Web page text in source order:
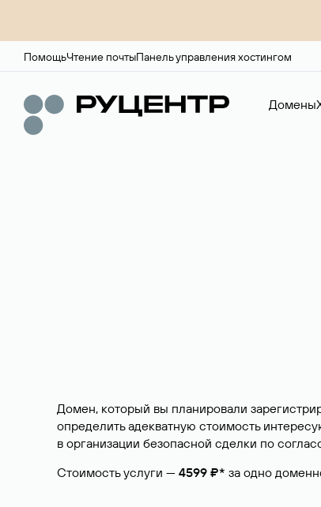
ПомощьЧтение почтыПанель управления хостингом
Домены
Домен, который вы планировали
определить адекватную стоимость
в организации безопасной сделки по
Стоимость услуги — 4599 ₽* за одно